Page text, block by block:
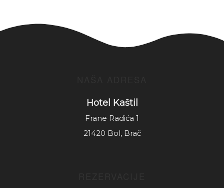
Hotel Kaštil
Frane Radića 1
21420 Bol, Brač